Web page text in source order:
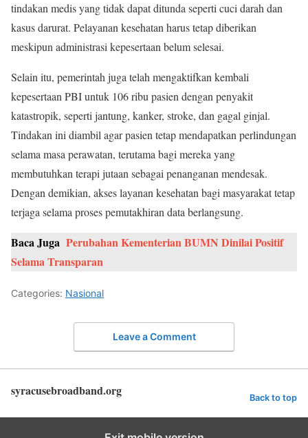
tindakan medis yang tidak dapat ditunda seperti cuci darah dan
kasus darurat. Pelayanan kesehatan harus tetap diberikan
meskipun administrasi kepesertaan belum selesai.
Selain itu, pemerintah juga telah mengaktifkan kembali
kepesertaan PBI untuk 106 ribu pasien dengan penyakit
katastropik, seperti jantung, kanker, stroke, dan gagal ginjal.
Tindakan ini diambil agar pasien tetap mendapatkan perlindungan
selama masa perawatan, terutama bagi mereka yang
membutuhkan terapi jutaan sebagai penanganan mendesak.
Dengan demikian, akses layanan kesehatan bagi masyarakat tetap
terjaga selama proses pemutakhiran data berlangsung.
Baca Juga Perubahan Kementerian BUMN Dinilai Positif
Selama Transparan
Categories: Nasional
Leave a Comment
syracusebroadband.org Back to top